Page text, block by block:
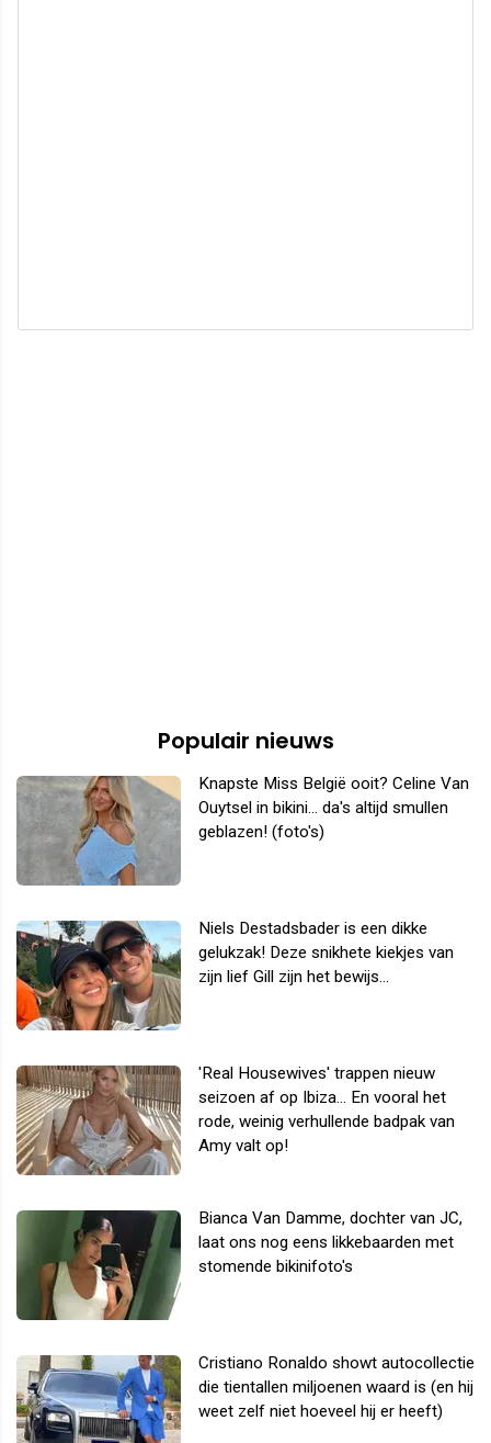
Populair nieuws
Knapste Miss België ooit? Celine Van
Ouytsel in bikini... da's altijd smullen
geblazen! (foto's)
Niels Destadsbader is een dikke
gelukzak! Deze snikhete kiekjes van
zijn lief Gill zijn het bewijs...
'Real Housewives' trappen nieuw
seizoen af op Ibiza... En vooral het
rode, weinig verhullende badpak van
Amy valt op!
Bianca Van Damme, dochter van JC,
laat ons nog eens likkebaarden met
stomende bikinifoto's
Cristiano Ronaldo showt autocollectie
die tientallen miljoenen waard is (en hij
weet zelf niet hoeveel hij er heeft)